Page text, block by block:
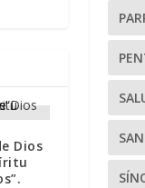
Dios